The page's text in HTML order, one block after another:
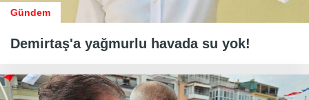
Gündem
Demirtaş'a yağmurlu havada su yok!